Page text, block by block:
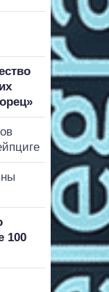
100